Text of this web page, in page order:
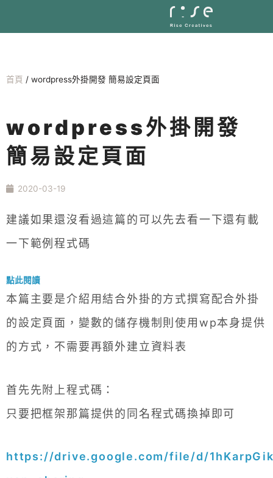
首頁 / wordpress外掛開發 簡易設定頁面
wordpress外掛開發
簡易設定頁面
2020-03-19
建議如果還沒看過這篇的可以先去看一下還有載
一下範例程式碼
點此閱讀
本篇主要是介紹用結合外掛的方式撰寫配合外掛
的設定頁面，變數的儲存機制則使用wp本身提供
的方式，不需要再額外建立資料表
首先先附上程式碼：
只要把框架那篇提供的同名程式碼換掉即可
https://drive.google.com/file/d/